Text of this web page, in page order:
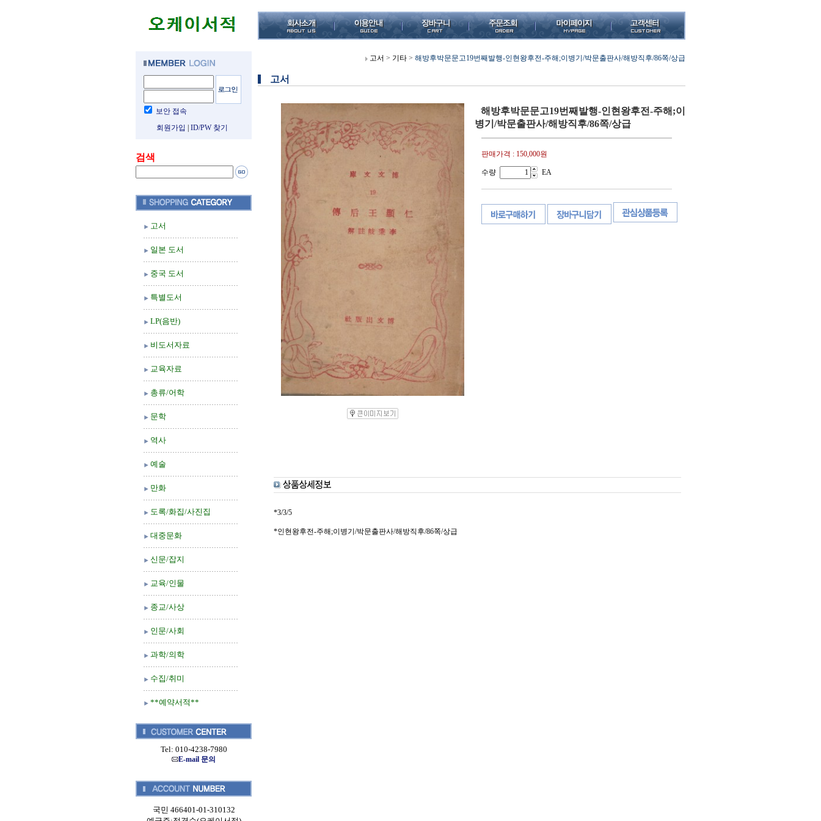
보안 접속
회원가입
ID/PW 찾기
검색
고서
일본 도서
중국 도서
특별도서
LP(음반)
비도서자료
교육자료
총류/어학
문학
역사
예술
만화
도록/화집/사진집
대중문화
신문/잡지
교육/인물
종교/사상
인문/사회
과학/의학
수집/취미
**예약서적**
Tel: 010-4238-7980
E-mail 문의
국민 466401-01-310132
고서 > 기타 > 해방후박문문고19번째발행-인현왕후전-주해;이병기/박문출판사/해방직후/86쪽/상급
고서
해방후박문문고19번째발행-인현왕후전-주해;이
병기/박문출판사/해방직후/86쪽/상급
판매가격 : 150,000원
수량 EA
*3/3/5
*인현왕후전-주해;이병기/박문출판사/해방직후/86쪽/상급